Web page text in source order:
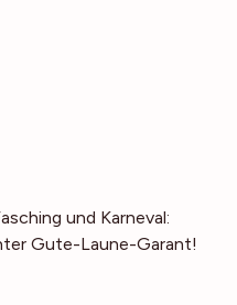
und Karneval:
Gute-Laune-Garant!